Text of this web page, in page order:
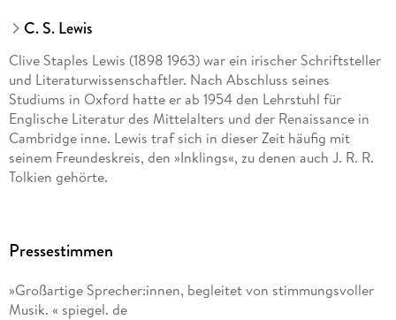
C. S. Lewis
Clive Staples Lewis (1898 1963) war ein irischer Schriftsteller
und Literaturwissenschaftler. Nach Abschluss seines
Studiums in Oxford hatte er ab 1954 den Lehrstuhl für
Englische Literatur des Mittelalters und der Renaissance in
Cambridge inne. Lewis traf sich in dieser Zeit häufig mit
seinem Freundeskreis, den »Inklings«, zu denen auch J. R. R.
Tolkien gehörte.
Pressestimmen
»Großartige Sprecher:innen, begleitet von stimmungsvoller
Musik. « spiegel. de